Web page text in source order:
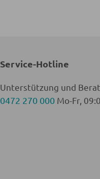
Service-Hotline
Unterstützung und
0472 270 000 Mo-Fr,